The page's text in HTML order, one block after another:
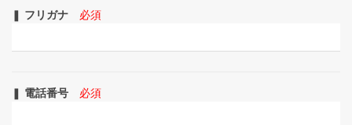
❚ フリガナ 必須
❚ 電話番号 必須